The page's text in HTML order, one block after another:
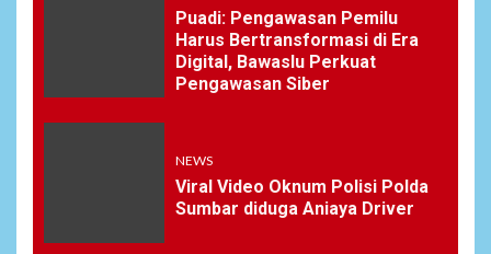
Puadi: Pengawasan Pemilu
Harus Bertransformasi di Era
Digital, Bawaslu Perkuat
Pengawasan Siber
NEWS
Viral Video Oknum Polisi Polda
Sumbar diduga Aniaya Driver